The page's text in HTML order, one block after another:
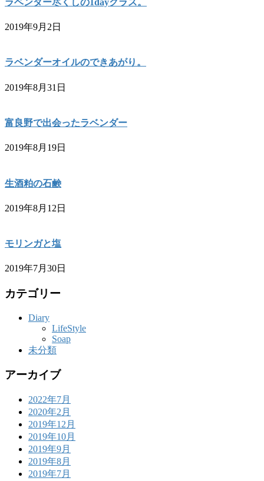
ラベンダー尽くしの1dayクラス。
2019年9月2日
ラベンダーオイルのできあがり。
2019年8月31日
富良野で出会ったラベンダー
2019年8月19日
生酒粕の石鹸
2019年8月12日
モリンガと塩
2019年7月30日
カテゴリー
Diary
LifeStyle
Soap
未分類
アーカイブ
2022年7月
2020年2月
2019年12月
2019年10月
2019年9月
2019年8月
2019年7月